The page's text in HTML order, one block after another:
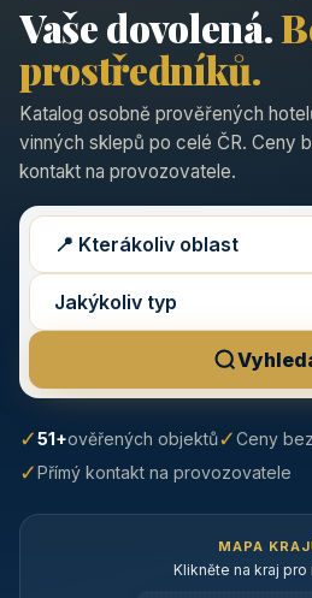
Vaše dovolená.
prostředníků.
Katalog osobně prověřených
vinných sklepů po celé ČR. Ceny
kontakt na provozovatele.
✓51+ověřených objektů✓Ceny
✓Přímý kontakt na provozovatele
MAPA
Klikněte na kraj pro